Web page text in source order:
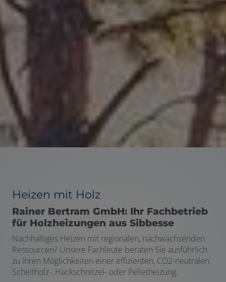
Heizen mit Holz
Rainer Bertram GmbH: Ihr Fachbetrieb
für Holzheizungen aus Sibbesse
Nachhaltiges Heizen mit regionalen, nachwachsenden
Ressourcen? Unsere Fachleute beraten Sie ausführlich
zu Ihren Möglichkeiten einer effizienten, CO2-neutralen
Scheitholz-, Hackschnitzel- oder Pelletheizung.